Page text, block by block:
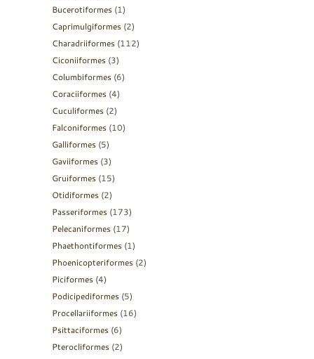
Bucerotiformes (1)
Caprimulgiformes (2)
Charadriiformes (112)
Ciconiiformes (3)
Columbiformes (6)
Coraciiformes (4)
Cuculiformes (2)
Falconiformes (10)
Galliformes (5)
Gaviiformes (3)
Gruiformes (15)
Otidiformes (2)
Passeriformes (173)
Pelecaniformes (17)
Phaethontiformes (1)
Phoenicopteriformes (2)
Piciformes (4)
Podicipediformes (5)
Procellariiformes (16)
Psittaciformes (6)
Pterocliformes (2)